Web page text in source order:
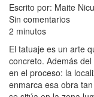
Escrito por: Maite
Sin comentarios
2 minutos
El tatuaje es un arte
concreto. Además
en el proceso: la
enmarca esa obra